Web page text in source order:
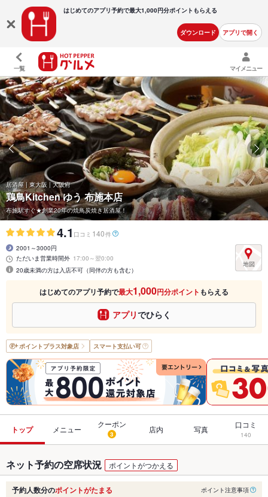
はじめてのアプリ予約で最大1,000円分ポイントもらえる
ダウンロード アプリで開く
一覧 マイメニュー
居酒屋 | 東大阪 | 大阪府
鶏鳥Kitchen ゆう 布施本店
布施駅すぐ★創業20年の焼鳥炭焼き居酒屋！
4.1 口コミ 140件
2001～3000円
ただいま営業時間外 17:00～翌0:00
20歳未満の方は入店不可（同伴の方も含む）
はじめてのアプリ予約で最大1,000円分ポイント もらえる
アプリでひらく
ポイントプラス対象店 スマート支払い可
トップ メニュー
クーポン
3 店内 写真 口コミ
140
ネット予約の空席状況 ポイントがつかえる
予約人数分のポイントがたまる ポイント注意事項